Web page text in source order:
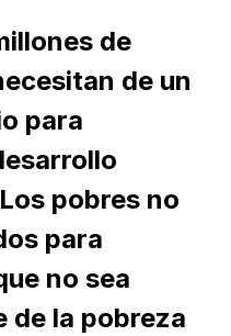
de
de un
para
pobres no
para
no sea
de la pobreza